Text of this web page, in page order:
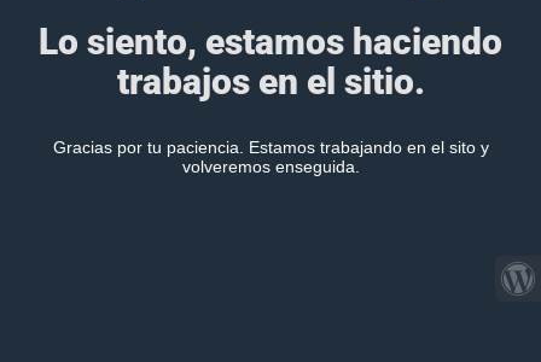
Lo siento, estamos haciendo
trabajos en el sitio.
Gracias por tu paciencia. Estamos trabajando en el sito y
volveremos enseguida.